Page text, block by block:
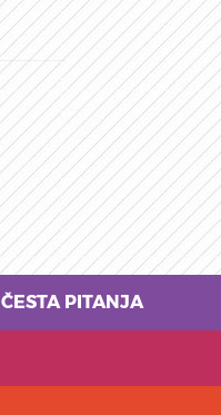
ČESTA PITANJA